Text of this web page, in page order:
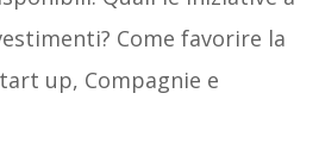
Come favorire la
up, Compagnie e